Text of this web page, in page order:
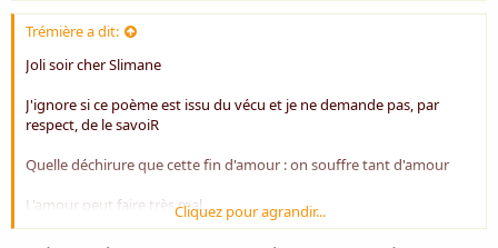
Trémière a dit:
Joli soir cher Slimane
J'ignore si ce poème est issu du vécu et je ne demande pas, par
respect, de le savoiR
Quelle déchirure que cette fin d'amour : on souffre tant d'amour
L'amour peut faire très malCliquez pour agrandir...